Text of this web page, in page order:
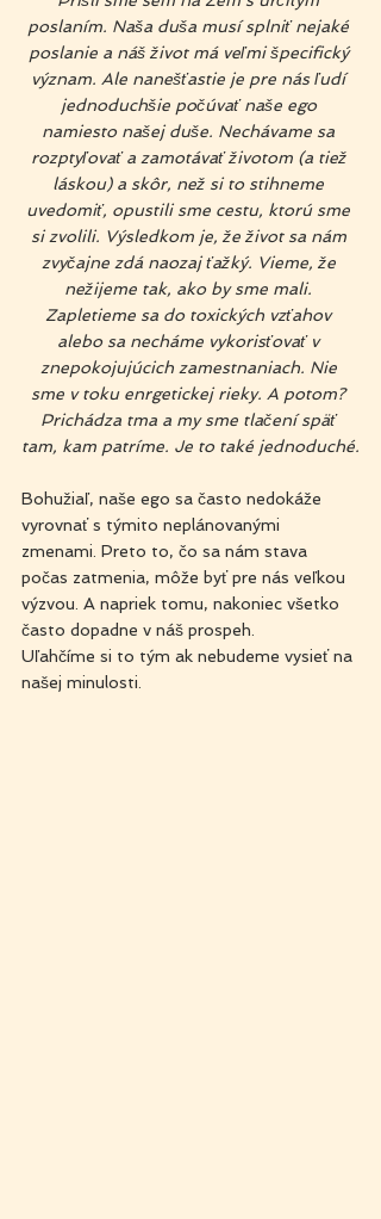
poslaním. Naša duša musí splniť nejaké
poslanie a náš život má veľmi špecifický
význam. Ale nanešťastie je pre nás ľudí
jednoduchšie počúvať naše ego
namiesto našej duše. Nechávame sa
rozptyľovať a zamotávať životom (a tiež
láskou) a skôr, než si to stihneme
uvedomiť, opustili sme cestu, ktorú sme
si zvolili. Výsledkom je, že život sa nám
zvyčajne zdá naozaj ťažký. Vieme, že
nežijeme tak, ako by sme mali.
Zapletieme sa do toxických vzťahov
alebo sa necháme vykorisťovať v
znepokojujúcich zamestnaniach. Nie
sme v toku enrgetickej rieky. A potom?
Prichádza tma a my sme tlačení späť
tam, kam patríme. Je to také jednoduché.
Bohužiaľ, naše ego sa často nedokáže
vyrovnať s týmito neplánovanými
zmenami. Preto to, čo sa nám stava
počas zatmenia, môže byť pre nás veľkou
výzvou. A napriek tomu, nakoniec všetko
často dopadne v náš prospeh.
Uľahčíme si to tým ak nebudeme vysieť na
našej minulosti.